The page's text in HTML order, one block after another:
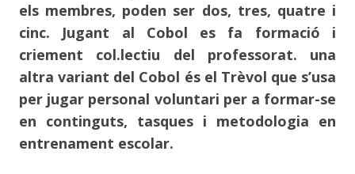
els membres, poden ser dos, tres, quatre i
cinc. Jugant al Cobol es fa formació i
criement col.lectiu del professorat. una
altra variant del Cobol és el Trèvol que s’usa
per jugar personal voluntari per a formar-se
en continguts, tasques i metodologia en
entrenament escolar.